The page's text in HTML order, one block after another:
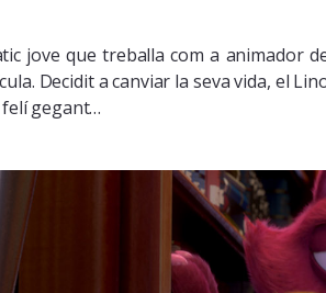
jove que treballa com a animador
Decidit a canviar la seva vida, el
gegant…